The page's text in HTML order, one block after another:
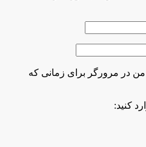
من در مرورگر برای زمانی که
کنید: